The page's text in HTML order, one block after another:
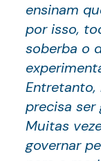
ensinam
por isso,
soberba o
Entretanto,
precisa ser
Muitas
governar